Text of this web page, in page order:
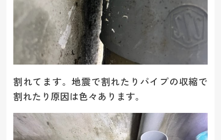
割れてます。地震で割れたりパイプの収縮で
割れたり原因は色々あります。